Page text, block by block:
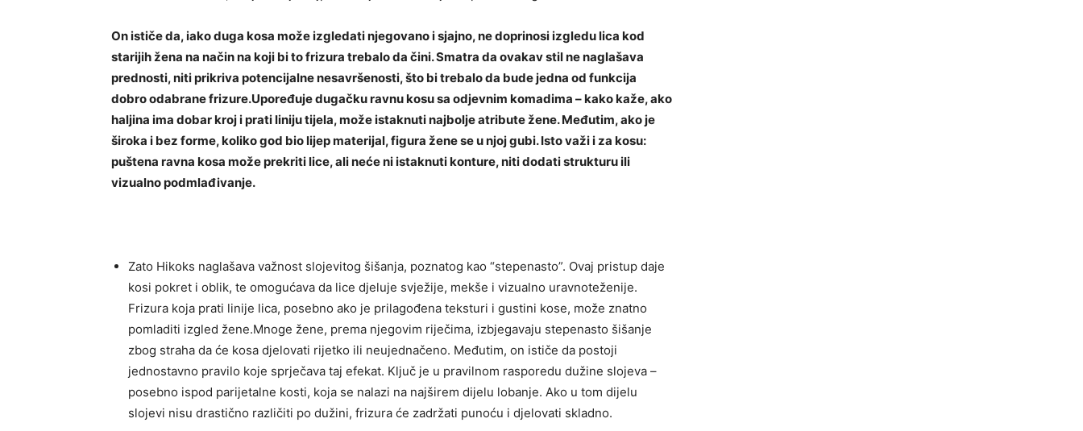
On ističe da, iako duga kosa može izgledati njegovano i sjajno, ne doprinosi izgledu lica kod
starijih žena na način na koji bi to frizura trebalo da čini. Smatra da ovakav stil ne naglašava
prednosti, niti prikriva potencijalne nesavršenosti, što bi trebalo da bude jedna od funkcija
dobro odabrane frizure.Upoređuje dugačku ravnu kosu sa odjevnim komadima – kako kaže, ako
haljina ima dobar kroj i prati liniju tijela, može istaknuti najbolje atribute žene. Međutim, ako je
široka i bez forme, koliko god bio lijep materijal, figura žene se u njoj gubi. Isto važi i za kosu:
puštena ravna kosa može prekriti lice, ali neće ni istaknuti konture, niti dodati strukturu ili
vizualno podmlađivanje.
Zato Hikoks naglašava važnost slojevitog šišanja, poznatog kao “stepenasto”. Ovaj pristup daje
kosi pokret i oblik, te omogućava da lice djeluje svježije, mekše i vizualno uravnoteženije.
Frizura koja prati linije lica, posebno ako je prilagođena teksturi i gustini kose, može znatno
pomladiti izgled žene.Mnoge žene, prema njegovim riječima, izbjegavaju stepenasto šišanje
zbog straha da će kosa djelovati rijetko ili neujednačeno. Međutim, on ističe da postoji
jednostavno pravilo koje sprječava taj efekat. Ključ je u pravilnom rasporedu dužine slojeva –
posebno ispod parijetalne kosti, koja se nalazi na najširem dijelu lobanje. Ako u tom dijelu
slojevi nisu drastično različiti po dužini, frizura će zadržati punoću i djelovati skladno.